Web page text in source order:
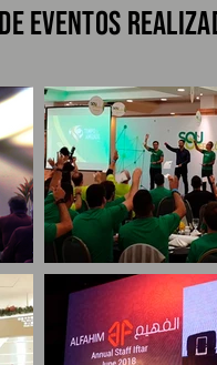
eventos